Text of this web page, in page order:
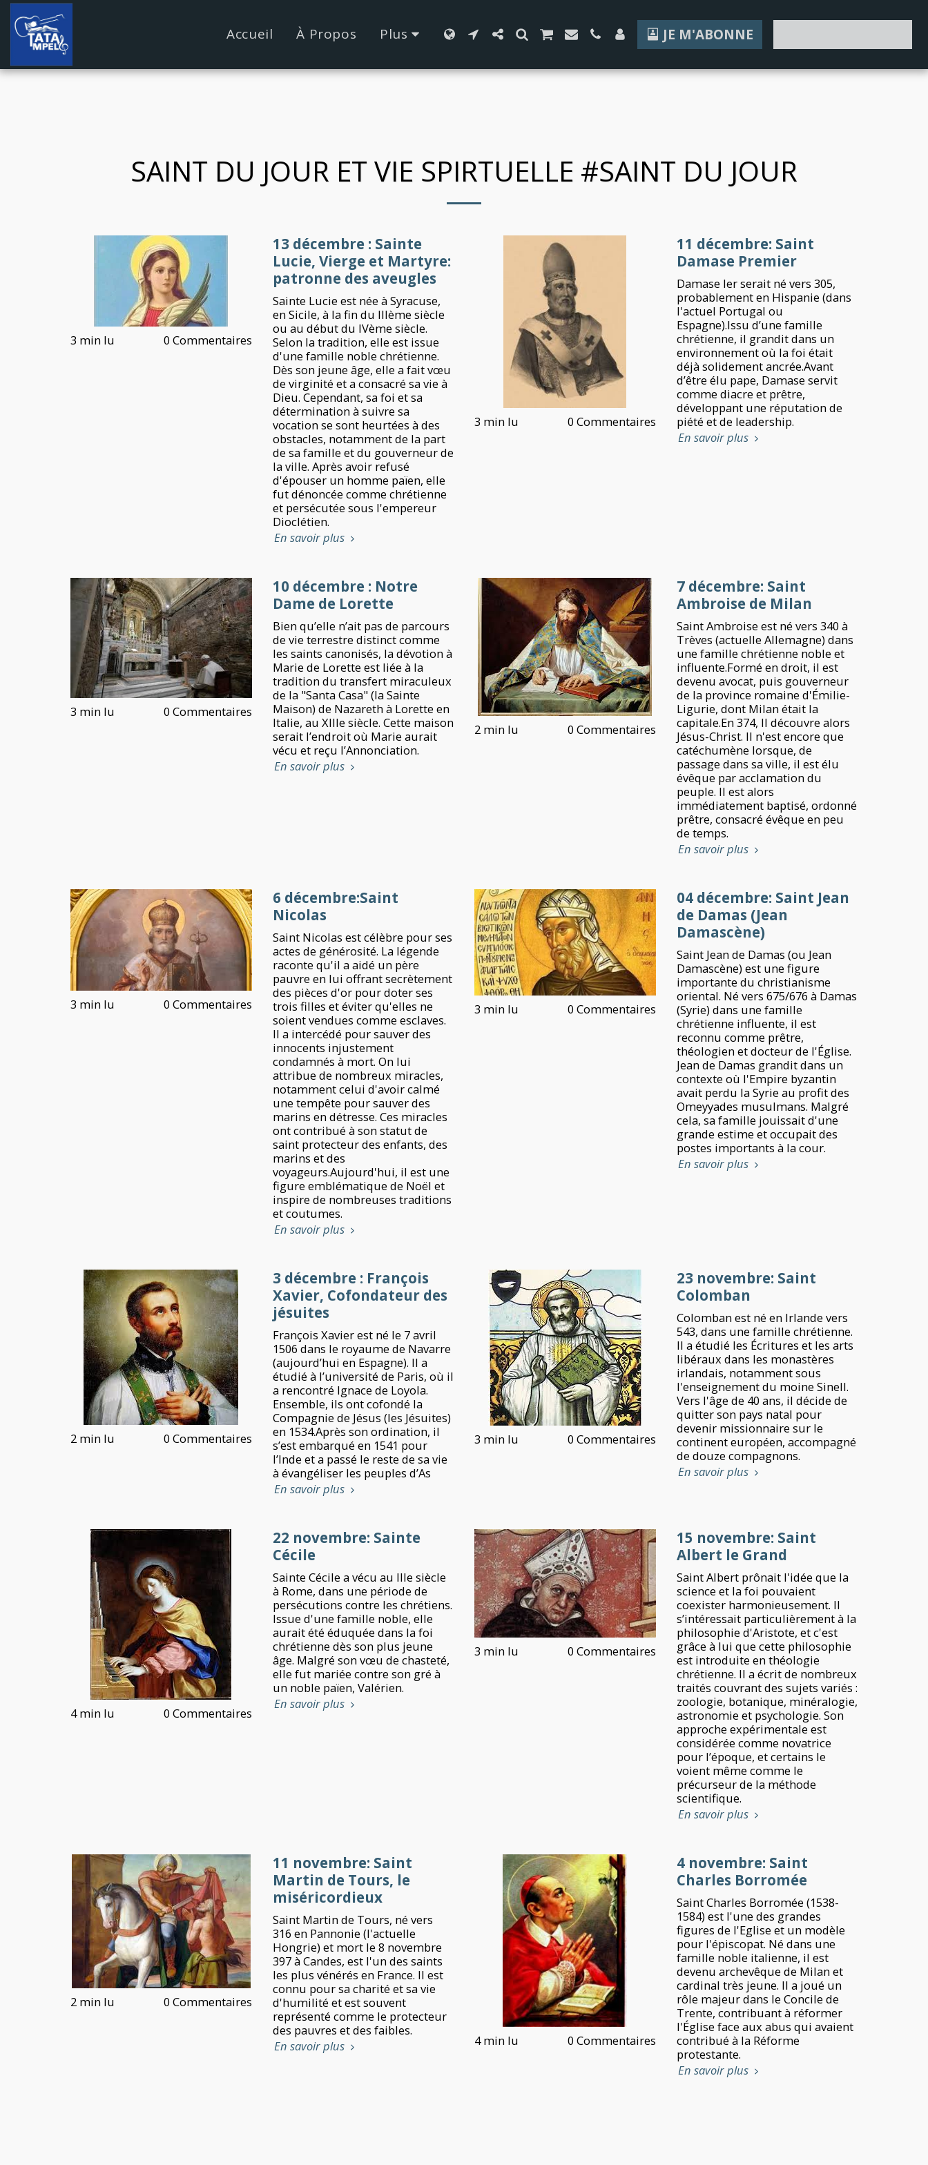
google.com, pub-4889604885818732, DIRECT, f08c47fec0942fa0
Accueil À Propos Plus JE M'ABONNE
SAINT DU JOUR ET VIE SPIRTUELLE #SAINT DU JOUR
3 min lu 0 Commentaires
13 décembre : Sainte
Lucie, Vierge et Martyre:
patronne des aveugles
Sainte Lucie est née à Syracuse,
en Sicile, à la fin du IIIème siècle
ou au début du IVème siècle.
Selon la tradition, elle est issue
d'une famille noble chrétienne.
Dès son jeune âge, elle a fait vœu
de virginité et a consacré sa vie à
Dieu. Cependant, sa foi et sa
détermination à suivre sa
vocation se sont heurtées à des
obstacles, notamment de la part
de sa famille et du gouverneur de
la ville. Après avoir refusé
d'épouser un homme païen, elle
fut dénoncée comme chrétienne
et persécutée sous l'empereur
Dioclétien.
En savoir plus
3 min lu 0 Commentaires
11 décembre: Saint
Damase Premier
Damase Ier serait né vers 305,
probablement en Hispanie (dans
l'actuel Portugal ou
Espagne).Issu d’une famille
chrétienne, il grandit dans un
environnement où la foi était
déjà solidement ancrée.Avant
d’être élu pape, Damase servit
comme diacre et prêtre,
développant une réputation de
piété et de leadership.
En savoir plus
3 min lu 0 Commentaires
10 décembre : Notre
Dame de Lorette
Bien qu’elle n’ait pas de parcours
de vie terrestre distinct comme
les saints canonisés, la dévotion à
Marie de Lorette est liée à la
tradition du transfert miraculeux
de la "Santa Casa" (la Sainte
Maison) de Nazareth à Lorette en
Italie, au XIIIe siècle. Cette maison
serait l’endroit où Marie aurait
vécu et reçu l’Annonciation.
En savoir plus
2 min lu 0 Commentaires
7 décembre: Saint
Ambroise de Milan
Saint Ambroise est né vers 340 à
Trèves (actuelle Allemagne) dans
une famille chrétienne noble et
influente.Formé en droit, il est
devenu avocat, puis gouverneur
de la province romaine d'Émilie-
Ligurie, dont Milan était la
capitale.En 374, Il découvre alors
Jésus-Christ. Il n'est encore que
catéchumène lorsque, de
passage dans sa ville, il est élu
évêque par acclamation du
peuple. Il est alors
immédiatement baptisé, ordonné
prêtre, consacré évêque en peu
de temps.
En savoir plus
3 min lu 0 Commentaires
6 décembre:Saint
Nicolas
Saint Nicolas est célèbre pour ses
actes de générosité. La légende
raconte qu'il a aidé un père
pauvre en lui offrant secrètement
des pièces d'or pour doter ses
trois filles et éviter qu'elles ne
soient vendues comme esclaves.
Il a intercédé pour sauver des
innocents injustement
condamnés à mort. On lui
attribue de nombreux miracles,
notamment celui d'avoir calmé
une tempête pour sauver des
marins en détresse. Ces miracles
ont contribué à son statut de
saint protecteur des enfants, des
marins et des
voyageurs.Aujourd'hui, il est une
figure emblématique de Noël et
inspire de nombreuses traditions
et coutumes.
En savoir plus
3 min lu 0 Commentaires
04 décembre: Saint Jean
de Damas (Jean
Damascène)
Saint Jean de Damas (ou Jean
Damascène) est une figure
importante du christianisme
oriental. Né vers 675/676 à Damas
(Syrie) dans une famille
chrétienne influente, il est
reconnu comme prêtre,
théologien et docteur de l'Église.
Jean de Damas grandit dans un
contexte où l'Empire byzantin
avait perdu la Syrie au profit des
Omeyyades musulmans. Malgré
cela, sa famille jouissait d'une
grande estime et occupait des
postes importants à la cour.
En savoir plus
2 min lu 0 Commentaires
3 décembre : François
Xavier, Cofondateur des
jésuites
François Xavier est né le 7 avril
1506 dans le royaume de Navarre
(aujourd’hui en Espagne). Il a
étudié à l’université de Paris, où il
a rencontré Ignace de Loyola.
Ensemble, ils ont cofondé la
Compagnie de Jésus (les Jésuites)
en 1534.Après son ordination, il
s’est embarqué en 1541 pour
l’Inde et a passé le reste de sa vie
à évangéliser les peuples d’As
En savoir plus
3 min lu 0 Commentaires
23 novembre: Saint
Colomban
Colomban est né en Irlande vers
543, dans une famille chrétienne.
Il a étudié les Écritures et les arts
libéraux dans les monastères
irlandais, notamment sous
l'enseignement du moine Sinell.
Vers l'âge de 40 ans, il décide de
quitter son pays natal pour
devenir missionnaire sur le
continent européen, accompagné
de douze compagnons.
En savoir plus
4 min lu 0 Commentaires
22 novembre: Sainte
Cécile
Sainte Cécile a vécu au IIIe siècle
à Rome, dans une période de
persécutions contre les chrétiens.
Issue d'une famille noble, elle
aurait été éduquée dans la foi
chrétienne dès son plus jeune
âge. Malgré son vœu de chasteté,
elle fut mariée contre son gré à
un noble païen, Valérien.
En savoir plus
3 min lu 0 Commentaires
15 novembre: Saint
Albert le Grand
Saint Albert prônait l'idée que la
science et la foi pouvaient
coexister harmonieusement. Il
s’intéressait particulièrement à la
philosophie d'Aristote, et c'est
grâce à lui que cette philosophie
est introduite en théologie
chrétienne. Il a écrit de nombreux
traités couvrant des sujets variés :
zoologie, botanique, minéralogie,
astronomie et psychologie. Son
approche expérimentale est
considérée comme novatrice
pour l’époque, et certains le
voient même comme le
précurseur de la méthode
scientifique.
En savoir plus
2 min lu 0 Commentaires
11 novembre: Saint
Martin de Tours, le
miséricordieux
Saint Martin de Tours, né vers
316 en Pannonie (l'actuelle
Hongrie) et mort le 8 novembre
397 à Candes, est l'un des saints
les plus vénérés en France. Il est
connu pour sa charité et sa vie
d'humilité et est souvent
représenté comme le protecteur
des pauvres et des faibles.
En savoir plus
4 min lu 0 Commentaires
4 novembre: Saint
Charles Borromée
Saint Charles Borromée (1538-
1584) est l'une des grandes
figures de l'Eglise et un modèle
pour l'épiscopat. Né dans une
famille noble italienne, il est
devenu archevêque de Milan et
cardinal très jeune. Il a joué un
rôle majeur dans le Concile de
Trente, contribuant à réformer
l'Église face aux abus qui avaient
contribué à la Réforme
protestante.
En savoir plus